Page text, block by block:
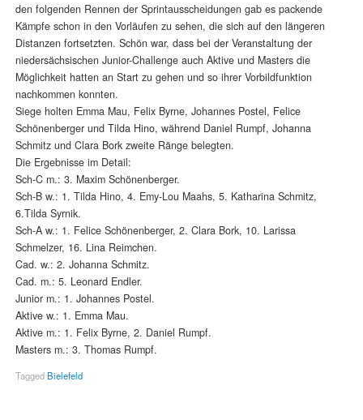
den folgenden Rennen der Sprintausscheidungen gab es packende
Kämpfe schon in den Vorläufen zu sehen, die sich auf den längeren
Distanzen fortsetzten. Schön war, dass bei der Veranstaltung der
niedersächsischen Junior-Challenge auch Aktive und Masters die
Möglichkeit hatten an Start zu gehen und so ihrer Vorbildfunktion
nachkommen konnten.
Siege holten Emma Mau, Felix Byrne, Johannes Postel, Felice
Schönenberger und Tilda Hino, während Daniel Rumpf, Johanna
Schmitz und Clara Bork zweite Ränge belegten.
Die Ergebnisse im Detail:
Sch-C m.: 3. Maxim Schönenberger.
Sch-B w.: 1. Tilda Hino, 4. Emy-Lou Maahs, 5. Katharina Schmitz,
6.Tilda Syrnik.
Sch-A w.: 1. Felice Schönenberger, 2. Clara Bork, 10. Larissa
Schmelzer, 16. Lina Reimchen.
Cad. w.: 2. Johanna Schmitz.
Cad. m.: 5. Leonard Endler.
Junior m.: 1. Johannes Postel.
Aktive w.: 1. Emma Mau.
Aktive m.: 1. Felix Byrne, 2. Daniel Rumpf.
Masters m.: 3. Thomas Rumpf.
TaggedBielefeld